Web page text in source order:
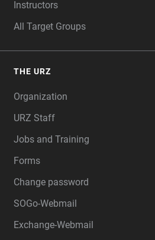
Instructors
All Target Groups
THE URZ
Organization
URZ Staff
Jobs and Training
Forms
Change password
SOGo-Webmail
Exchange-Webmail